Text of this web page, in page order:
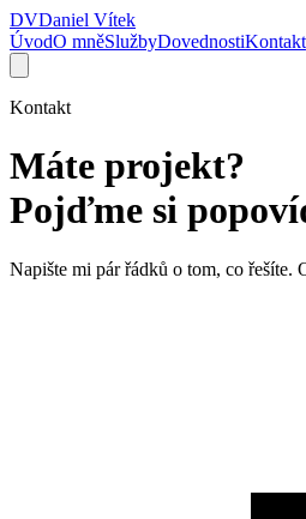
DVDaniel Vítek
ÚvodO mněSlužbyDovednostiKontakt
Kontakt
Máte projekt?
Pojďme si
Napište mi pár řádků o tom, co